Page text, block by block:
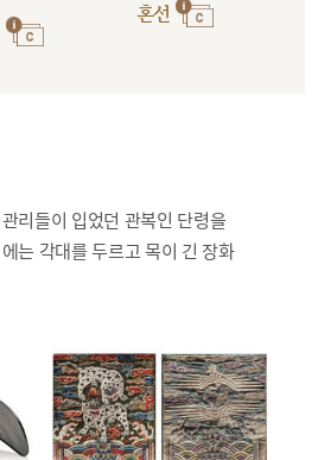
혼선
리들이 입었던 관복인 단령을
는 각대를 두르고 목이 긴 장화